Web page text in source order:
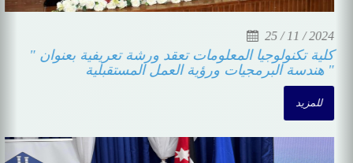
25 / 11 / 2024
كلية تكنولوجيا المعلومات تعقد ورشة تعريفية بعنوان " هندسة
للمزيد